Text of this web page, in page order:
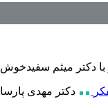
دکتر میثم سفیدخوش
دکتر مهدی پارسا